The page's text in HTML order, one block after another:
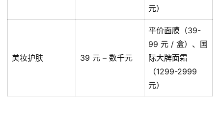
元）
美妆护肤 39 元 – 数千元
平价面膜（39-
99 元 / 盒）、国
际大牌面霜
（1299-2999
元）